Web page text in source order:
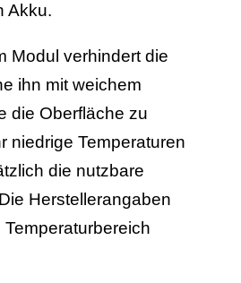
Akku.
Modul verhindert die
ihn mit weichem
die Oberfläche zu
niedrige Temperaturen
die nutzbare
Herstellerangaben